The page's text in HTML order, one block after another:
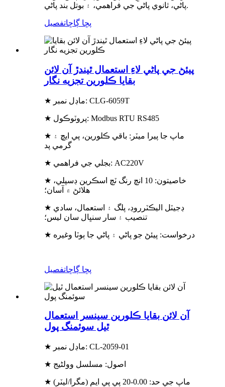
پاڻي، ثانوي پاڻي جي فراهمي، ۽ بوتل بند پاڻي.
پڇا ڳاڇاتفصيل
پيئڻ جي پاڻي لاءِ استعمال ٿيندڙ آن لائن
بقايا ڪلورين تجزيه نگار
★ ماڊل نمبر: CLG-6059T
★ پروٽوڪول: Modbus RTU RS485
★ ماپ جا پيرا ميٽر: باقي ڪلورين، پي ايڇ ۽
گرمي پد
★ بجلي جي فراهمي: AC220V
★ خاصيتون: 10 انچ رنگ ٽچ اسڪرين ڊسپلي،
هلائڻ ۾ آسان؛
★ ڊجيٽل اليڪٽرروڊ، پلگ ۽ استعمال، سادي
تنصيب ۽ سار سنڀال سان ليس؛
★ درخواست: پيئڻ جو پاڻي ۽ پاڻي جا ٻوٽا وغيره
پڇا ڳاڇاتفصيل
آن لائن بقايا ڪلورين سينسر استعمال
ٿيل سوئمنگ پول
★ ماڊل نمبر: CL-2059-01
★ اصول: مسلسل وولٹیج
★ ماپ جي حد: 0.00-20 پي پي ايم (مگرا/ليٽر)